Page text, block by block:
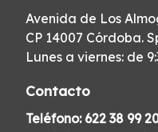
Avenida de Los
CP 14007 Córdoba.
Lunes a viernes: de
Contacto
Teléfono: 622 38 99